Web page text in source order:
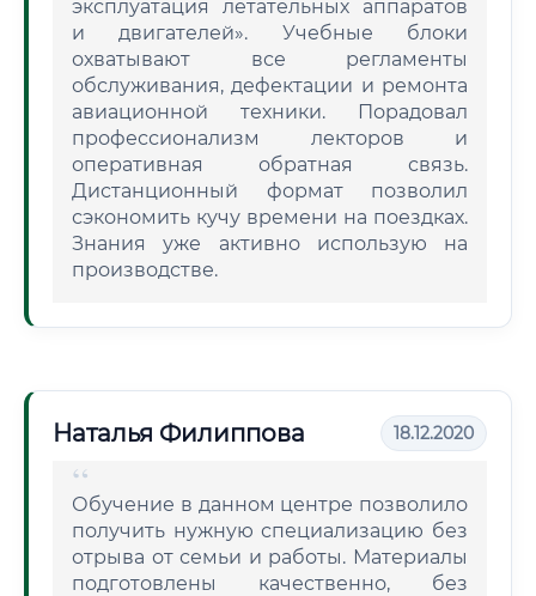
эксплуатация летательных аппаратов
и двигателей». Учебные блоки
охватывают все регламенты
обслуживания, дефектации и ремонта
авиационной техники. Порадовал
профессионализм лекторов и
оперативная обратная связь.
Дистанционный формат позволил
сэкономить кучу времени на поездках.
Знания уже активно использую на
производстве.
Наталья Филиппова 18.12.2020
Обучение в данном центре позволило
получить нужную специализацию без
отрыва от семьи и работы. Материалы
подготовлены качественно, без